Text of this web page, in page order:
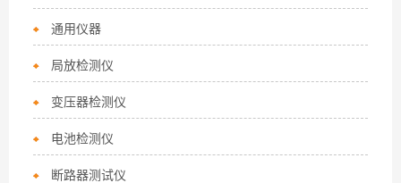
通用仪器
局放检测仪
变压器检测仪
电池检测仪
断路器测试仪